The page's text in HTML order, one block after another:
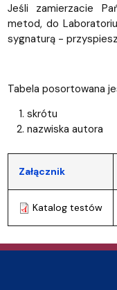
Jeśli zamierzacie
metod, do
sygnaturą -
Tabela posortowana
skrótu
nazwiska autora
Załącznik
Katalog testów